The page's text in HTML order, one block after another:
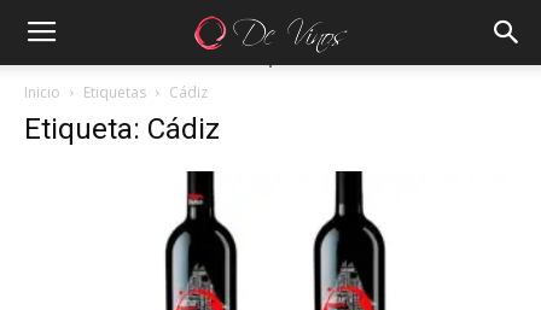
Inicio Etiquetas Cádiz
Etiqueta: Cádiz